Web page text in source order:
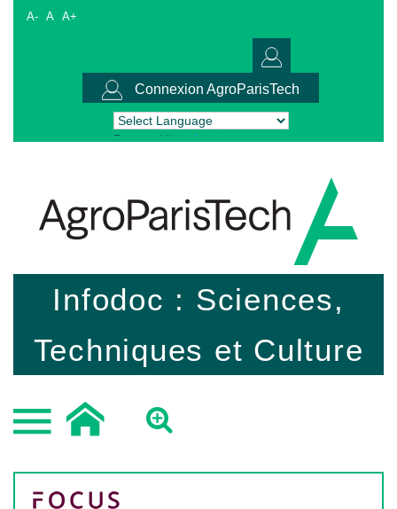
A- A A+
Connexion AgroParisTech
Powered by Translate
Infodoc : Sciences,
Techniques et Culture